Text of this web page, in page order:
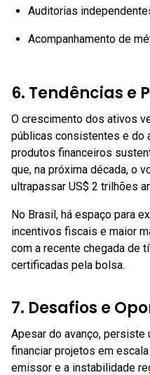
Auditorias
Acompanhamento de
6. Tendências e
O crescimento dos ativos
públicas consistentes e do
produtos financeiros
que, na próxima década, o
ultrapassar US$ 2 trilhões
No Brasil, há espaço para
incentivos fiscais e maior
com a recente chegada de
certificadas pela bolsa.
7. Desafios e
Apesar do avanço, persiste
financiar projetos em
emissor e a instabilidade